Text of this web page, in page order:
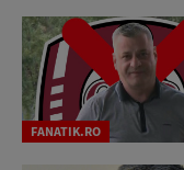
FANATIK.RO